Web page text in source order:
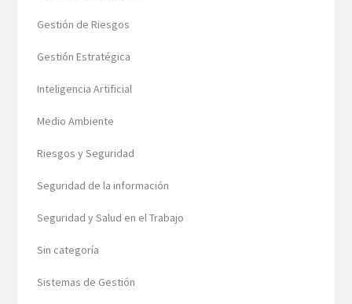
Gestión de Riesgos
Gestión Estratégica
Inteligencia Artificial
Medio Ambiente
Riesgos y Seguridad
Seguridad de la información
Seguridad y Salud en el Trabajo
Sin categoría
Sistemas de Gestión